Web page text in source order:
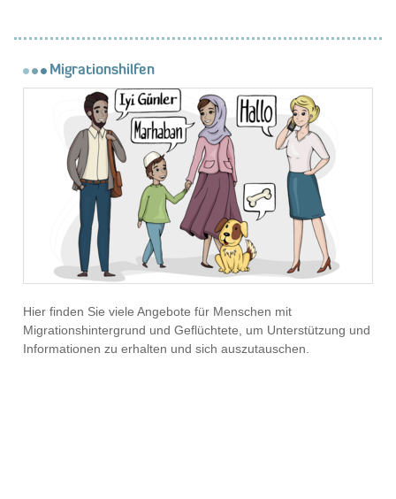
Migrationshilfen
Hier finden Sie viele Angebote für Menschen mit
Migrationshintergrund und Geflüchtete, um Unterstützung und
Informationen zu erhalten und sich auszutauschen.